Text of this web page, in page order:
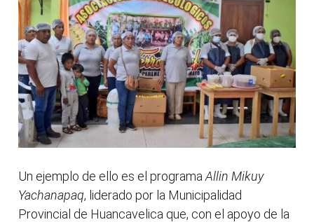
Un ejemplo de ello es el programa Allin Mikuy
Yachanapaq, liderado por la Municipalidad
Provincial de Huancavelica que, con el apoyo de la